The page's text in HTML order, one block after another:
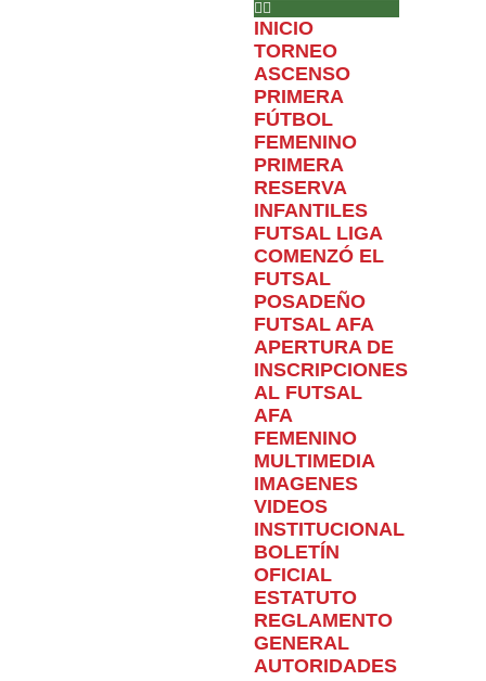
INICIO
TORNEO
ASCENSO
PRIMERA
FÚTBOL
FEMENINO
PRIMERA
RESERVA
INFANTILES
FUTSAL LIGA
COMENZÓ EL
FUTSAL
POSADEÑO
FUTSAL AFA
APERTURA DE
INSCRIPCIONES
AL FUTSAL
AFA
FEMENINO
MULTIMEDIA
IMAGENES
VIDEOS
INSTITUCIONAL
BOLETÍN
OFICIAL
ESTATUTO
REGLAMENTO
GENERAL
AUTORIDADES
EL VERDIRROJO GANÓ EL